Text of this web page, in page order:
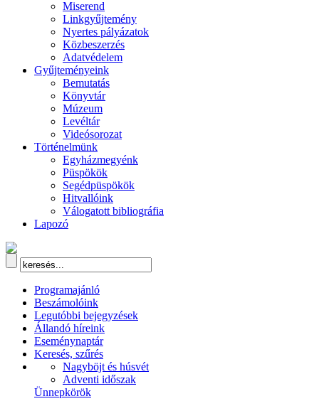
Miserend
Linkgyűjtemény
Nyertes pályázatok
Közbeszerzés
Adatvédelem
Gyűjteményeink
Bemutatás
Könyvtár
Múzeum
Levéltár
Videósorozat
Történelmünk
Egyházmegyénk
Püspökök
Segédpüspökök
Hitvallóink
Válogatott bibliográfia
Lapozó
Programajánló
Beszámolóink
Legutóbbi bejegyzések
Állandó híreink
Eseménynaptár
Keresés, szűrés
Nagyböjt és húsvét
Adventi időszak
Ünnepkörök